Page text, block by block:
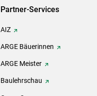
Partner-Services
AIZ
ARGE Bäuerinnen
ARGE Meister
Baulehrschau